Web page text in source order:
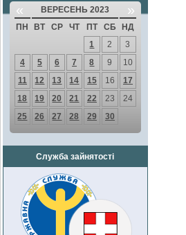
« ВЕРЕСЕНЬ 2023 »
ПН ВТ СР ЧТ ПТ СБ
НД
1
2
3
4
5 6 7 8 9
10
11
12 13 14 15 16
17
18
19 20 21 22 23
24
25
26 27 28 29 30
Служба зайнятості